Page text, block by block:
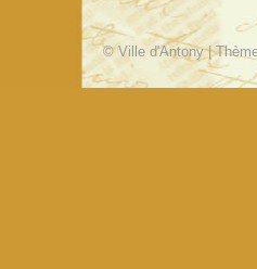
© Ville d'Antony |